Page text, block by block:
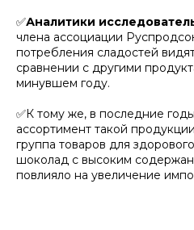
✅Аналитики
члена ассоциации
потребления сладостей
сравнении с другими
минувшем году.
✅К тому же, в последние
ассортимент такой
группа товаров для
шоколад с высоким
повлияло на увеличение